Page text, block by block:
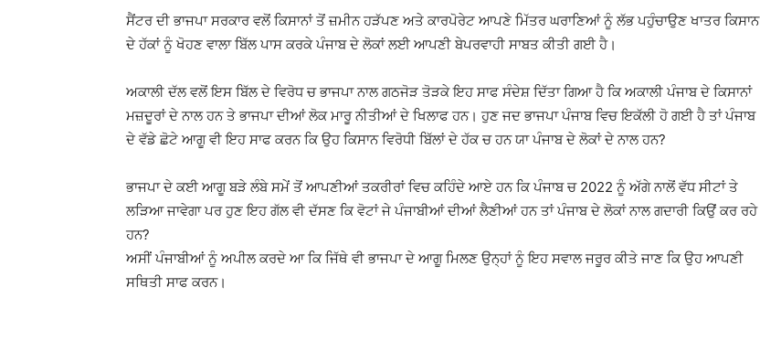
ਸੈਂਟਰ ਦੀ ਭਾਜਪਾ ਸਰਕਾਰ ਵਲੋਂ ਕਿਸਾਨਾਂ ਤੋਂ ਜ਼ਮੀਨ ਹੜੱਪਣ ਅਤੇ ਕਾਰਪੋਰੇਟ ਆਪਣੇ ਮਿੱਤਰ ਘਰਾਣਿਆਂ ਨੂੰ ਲੱਭ ਪਹੁੰਚਾਉਣ ਖਾਤਰ ਕਿਸਾਨ
ਦੇ ਹੱਕਾਂ ਨੂੰ ਖੋਹਣ ਵਾਲਾ ਬਿੱਲ ਪਾਸ ਕਰਕੇ ਪੰਜਾਬ ਦੇ ਲੋਕਾਂ ਲਈ ਆਪਣੀ ਬੇਪਰਵਾਹੀ ਸਾਬਤ ਕੀਤੀ ਗਈ ਹੈ।
ਅਕਾਲੀ ਦੱਲ ਵਲੋਂ ਇਸ ਬਿੱਲ ਦੇ ਵਿਰੋਧ ਚ ਭਾਜਪਾ ਨਾਲ ਗਠਜੋੜ ਤੋੜਕੇ ਇਹ ਸਾਫ ਸੰਦੇਸ਼ ਦਿੱਤਾ ਗਿਆ ਹੈ ਕਿ ਅਕਾਲੀ ਪੰਜਾਬ ਦੇ ਕਿਸਾਨਾਂ
ਮਜ਼ਦੂਰਾਂ ਦੇ ਨਾਲ ਹਨ ਤੇ ਭਾਜਪਾ ਦੀਆਂ ਲੋਕ ਮਾਰੂ ਨੀਤੀਆਂ ਦੇ ਖਿਲਾਫ ਹਨ। ਹੁਣ ਜਦ ਭਾਜਪਾ ਪੰਜਾਬ ਵਿਚ ਇਕੱਲੀ ਹੋ ਗਈ ਹੈ ਤਾਂ ਪੰਜਾਬ
ਦੇ ਵੱਡੇ ਛੋਟੇ ਆਗੂ ਵੀ ਇਹ ਸਾਫ ਕਰਨ ਕਿ ਉਹ ਕਿਸਾਨ ਵਿਰੋਧੀ ਬਿੱਲਾਂ ਦੇ ਹੱਕ ਚ ਹਨ ਯਾ ਪੰਜਾਬ ਦੇ ਲੋਕਾਂ ਦੇ ਨਾਲ ਹਨ?
ਭਾਜਪਾ ਦੇ ਕਈ ਆਗੂ ਬੜੇ ਲੰਬੇ ਸਮੇਂ ਤੋਂ ਆਪਣੀਆਂ ਤਕਰੀਰਾਂ ਵਿਚ ਕਹਿੰਦੇ ਆਏ ਹਨ ਕਿ ਪੰਜਾਬ ਚ 2022 ਨੂੰ ਅੱਗੇ ਨਾਲੋਂ ਵੱਧ ਸੀਟਾਂ ਤੇ
ਲੜਿਆ ਜਾਵੇਗਾ ਪਰ ਹੁਣ ਇਹ ਗੱਲ ਵੀ ਦੱਸਣ ਕਿ ਵੋਟਾਂ ਜੇ ਪੰਜਾਬੀਆਂ ਦੀਆਂ ਲੈਣੀਆਂ ਹਨ ਤਾਂ ਪੰਜਾਬ ਦੇ ਲੋਕਾਂ ਨਾਲ ਗਦਾਰੀ ਕਿਉਂ ਕਰ ਰਹੇ
ਹਨ?
ਅਸੀਂ ਪੰਜਾਬੀਆਂ ਨੂੰ ਅਪੀਲ ਕਰਦੇ ਆ ਕਿ ਜਿੱਥੇ ਵੀ ਭਾਜਪਾ ਦੇ ਆਗੂ ਮਿਲਣ ਉਨ੍ਹਾਂ ਨੂੰ ਇਹ ਸਵਾਲ ਜਰੂਰ ਕੀਤੇ ਜਾਣ ਕਿ ਉਹ ਆਪਣੀ
ਸਥਿਤੀ ਸਾਫ ਕਰਨ।